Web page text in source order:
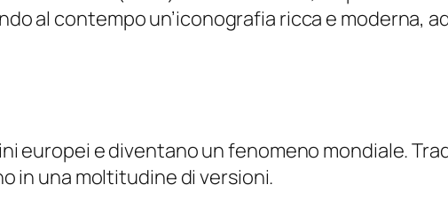
al contempo un’iconografia ricca e moderna,
europei e diventano un fenomeno mondiale.
in una moltitudine di versioni.